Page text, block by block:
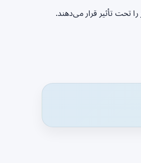
تحت تأثیر قرار می‌دهند.